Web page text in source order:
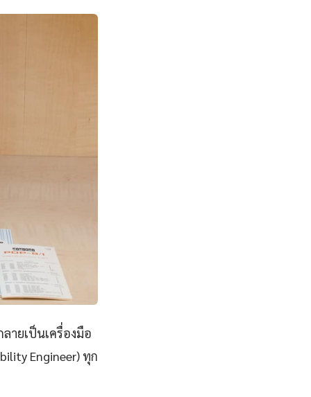
ลายเป็นเครื่องมือ
Engineer) ทุก